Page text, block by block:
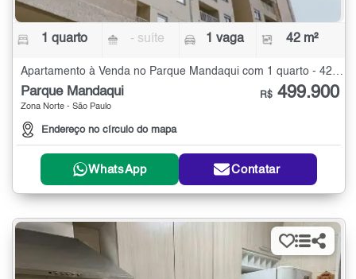
1 quarto - suíte 1 vaga 42 m²
Parque Mandaqui
Zona Norte - São Paulo
Endereço no círculo do mapa
R$ 499.900
WhatsApp Contatar